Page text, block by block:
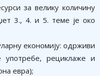
за велику количину
3., 4. и 5. теме је око
економију: одрживи
употребе, рециклаже и
евра);